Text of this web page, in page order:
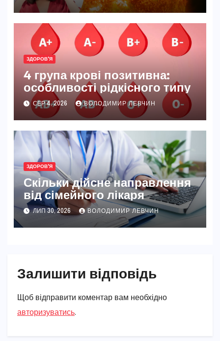
ЗДОРОВ'Я
4 група крові позитивна:
особливості рідкісного типу
СЕР 4, 2026 ВОЛОДИМИР ЛЕВЧИН
ЗДОРОВ'Я
Скільки дійсне направлення
від сімейного лікаря
ЛИП 30, 2026 ВОЛОДИМИР ЛЕВЧИН
Залишити відповідь
Щоб відправити коментар вам необхідно
авторизуватись.